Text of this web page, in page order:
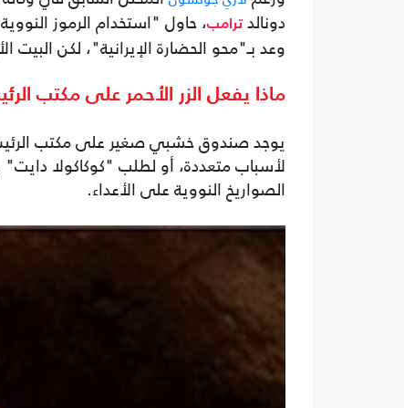
دونالدترامب، حاول "استخدام الرموز
وعد بـ"محو الحضارة الإيرانية"، لكن
ماذا يفعل الزر الأحمر على مكتب
يوجد صندوق خشبي صغير على مكتب
لأسباب متعددة، أو لطلب "كوكاكولا
الصواريخ النووية على الأعداء.